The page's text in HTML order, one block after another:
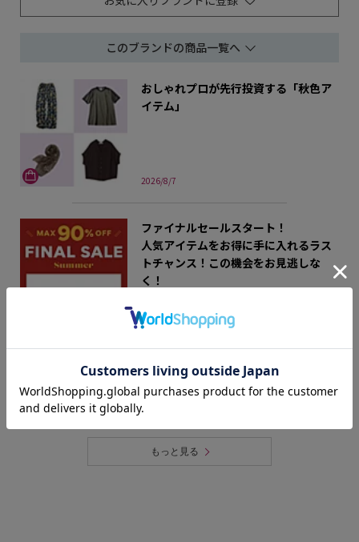
このブランドの商品一覧へ
2026/8/7
おしゃれプロが先行投資する「秋色ア
イテム」
2026/8/7
ファイナルセールスタート！
人気アイテムをお得に手に入れるラス
トチャンス！この機会をお見逃しな
く！
2026/7/31
猛暑でも快適！40代の「夏旅行＆帰省
コーデ」おすすめ8選
【アパレル出身Kの着回し術「大人はこ
もっと見る